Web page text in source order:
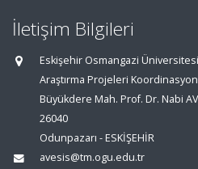
İletişim Bilgileri
Eskişehir Osmangazi
Araştırma Projeleri
Büyükdere Mah. Prof. Dr. Nabi
26040
Odunpazarı - ESKİŞEHİR
avesis@tm.ogu.edu.tr